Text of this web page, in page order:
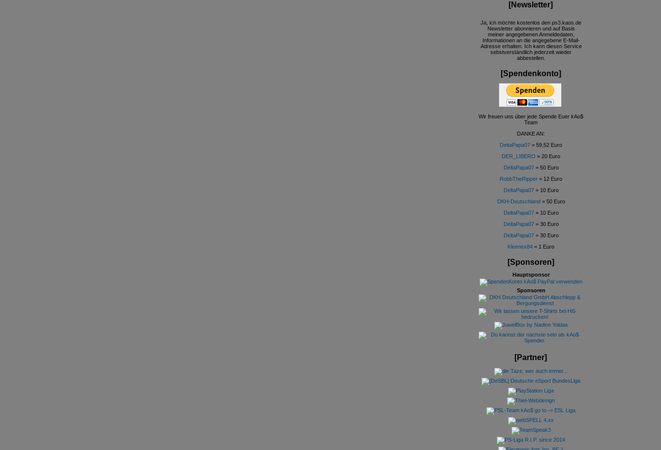
[Newsletter]
Ja, ich möchte kostenlos den ps3.kaos.de
Newsletter abonnieren und auf Basis
meiner angegebenen Anmeldedaten,
Informationen an die angegebene E-Mail-
Adresse erhalten. Ich kann diesen Service
sebstverständlich jederzeit wieder
abbestellen.
[Spendenkonto]
Wir freuen uns über jede Spende Euer kAo$
Team
DANKE AN:
DeltaPapa07 = 59,52 Euro
DER_LIBERO = 20 Euro
DeltaPapa07= 50 Euro
RobbTheRipper = 12 Euro
DeltaPapa07= 10 Euro
DKH-Deutschland = 50 Euro
DeltaPapa07= 10 Euro
DeltaPapa07= 30 Euro
DeltaPapa07= 30 Euro
Kleenex84 = 1 Euro
[Sponsoren]
Hauptsponsor
Sponsoren
[Partner]